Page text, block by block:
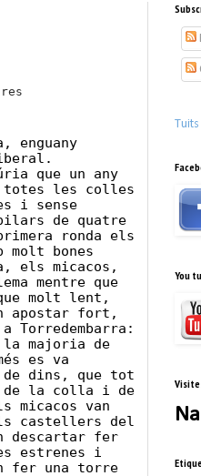
enguany
que un any
totes les colles
i sense
de quatre
ronda els
bones
els micacos,
mentre que
molt lent,
apostar fort,
Torredembarra:
majoria de
es va
dins, que tot
de la colla i de
micacos van
castellers del
descartar fer
estrenes i
fer una torre
You